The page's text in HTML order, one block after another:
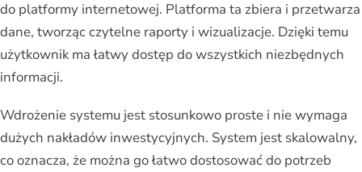
do platformy internetowej. Platforma ta zbiera i przetwarza
dane, tworząc czytelne raporty i wizualizacje. Dzięki temu
użytkownik ma łatwy dostęp do wszystkich niezbędnych
informacji.
Wdrożenie systemu jest stosunkowo proste i nie wymaga
dużych nakładów inwestycyjnych. System jest skalowalny,
co oznacza, że można go łatwo dostosować do potrzeb